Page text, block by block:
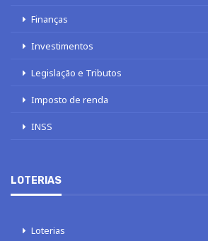
Finanças
Investimentos
Legislação e Tributos
Imposto de renda
INSS
LOTERIAS
Loterias